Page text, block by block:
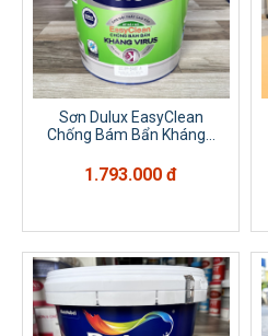
Sơn Dulux EasyClean
Chống Bám Bẩn Kháng...
1.793.000 đ